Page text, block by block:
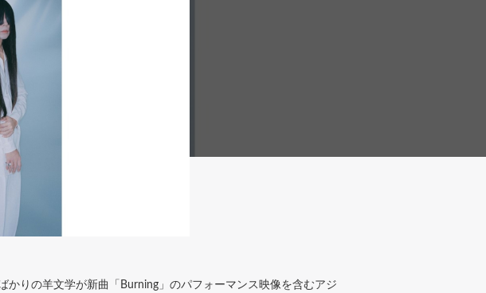
りの羊文学が新曲「Burning」のパフォーマンス映像を含むアジ